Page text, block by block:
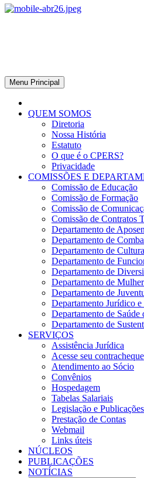
Menu Principal
QUEM SOMOS
Diretoria
Nossa História
Estatuto
O que é o CPERS?
Privacidade
COMISSÕES E
Comissão de Educação
Comissão de Formação
Comissão de
Comissão de Contratos
Departamento de
Departamento de
Departamento de Cultura
Departamento de
Departamento de
Departamento de
Departamento de
Departamento Jurídico
Departamento de
Departamento de
SERVIÇOS
Assistência Jurídica
Acesse seu contracheque
Atendimento ao Sócio
Convênios
Hospedagem
Tabelas Salariais
Legislação e
Prestação de Contas
Webmail
Links úteis
NÚCLEOS
PUBLICAÇÕES
NOTÍCIAS